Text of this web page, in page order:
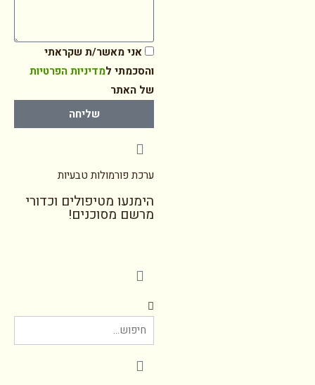
אני מאשר/ת שקראתי
והסכמתי למדיניות הפרטיות
של האתר
שליחה
ערכת פורמולות טבעיות
הימנעו מטיפולים וכדורי
מרשם מסוכנים!